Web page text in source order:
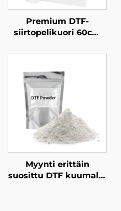
Premium DTF-
siirtopelikuori 60cm
Myynti erittäin
suosittu DTF kuumalla